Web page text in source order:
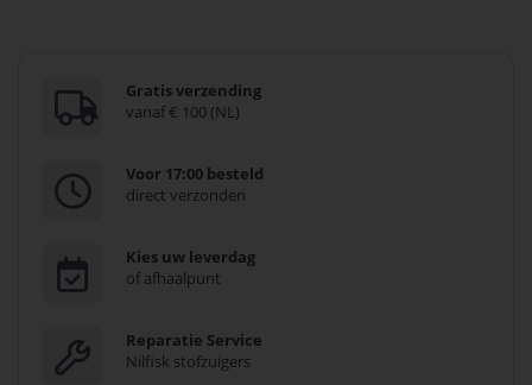
Gratis verzending
vanaf € 100 (NL)
Voor 17:00 besteld
direct verzonden
Kies uw leverdag
of afhaalpunt
Reparatie Service
Nilfisk stofzuigers